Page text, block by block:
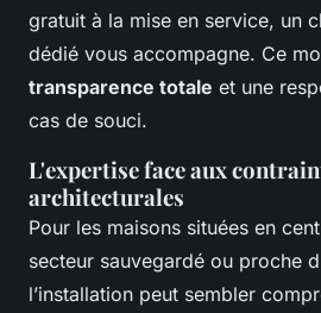
gratuit à la mise en service, un
dédié vous accompagne. Ce
transparence totale et une
cas de souci.
L'expertise face aux
architecturales
Pour les maisons situées en
secteur sauvegardé ou proche
l’installation peut sembler